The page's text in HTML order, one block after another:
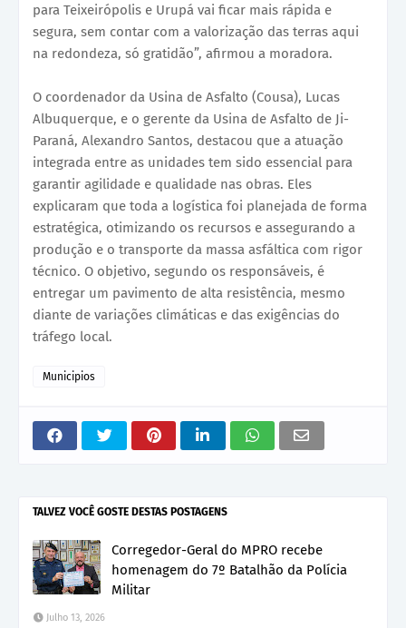
para Teixeirópolis e Urupá vai ficar mais rápida e
segura, sem contar com a valorização das terras aqui
na redondeza, só gratidão”, afirmou a moradora.
O coordenador da Usina de Asfalto (Cousa), Lucas
Albuquerque, e o gerente da Usina de Asfalto de Ji-
Paraná, Alexandro Santos, destacou que a atuação
integrada entre as unidades tem sido essencial para
garantir agilidade e qualidade nas obras. Eles
explicaram que toda a logística foi planejada de forma
estratégica, otimizando os recursos e assegurando a
produção e o transporte da massa asfáltica com rigor
técnico. O objetivo, segundo os responsáveis, é
entregar um pavimento de alta resistência, mesmo
diante de variações climáticas e das exigências do
tráfego local.
Municipios
TALVEZ VOCÊ GOSTE DESTAS POSTAGENS
Corregedor-Geral do MPRO recebe
homenagem do 7º Batalhão da Polícia
Militar
Julho 13, 2026